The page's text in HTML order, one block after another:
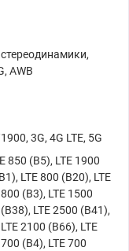
стереодинамики,
AWB
3G, 4G LTE, 5G
850 (B5), LTE 1900
LTE 800 (B20), LTE
(B3), LTE 1500
LTE 2500 (B41),
2100 (B66), LTE
(B4), LTE 700